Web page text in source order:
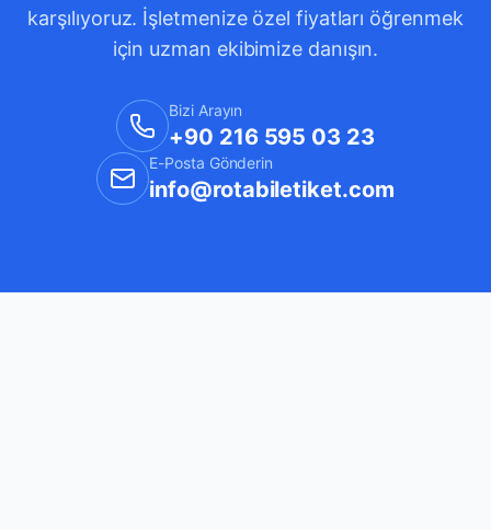
karşılıyoruz. İşletmenize özel fiyatları öğrenmek
için uzman ekibimize danışın.
Bizi Arayın
+90 216 595 03 23
E-Posta Gönderin
info@rotabiletiket.com